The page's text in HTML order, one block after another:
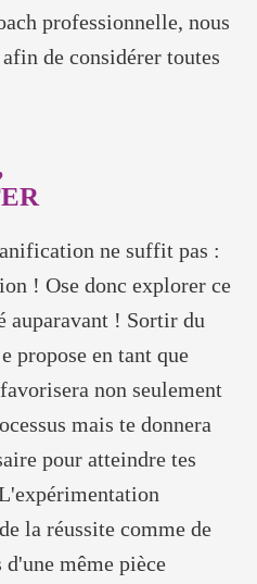
professionnelle, nous
de considérer toutes
ne suffit pas :
! Ose donc explorer ce
auparavant ! Sortir du
propose en tant que
non seulement
mais te donnera
pour atteindre tes
la réussite comme de
d'une même pièce